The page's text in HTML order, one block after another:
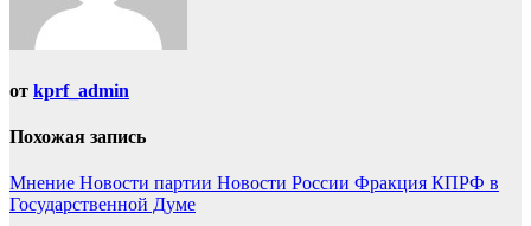
от kprf_admin
Похожая запись
Мнение Новости партии Новости России Фракция КПРФ в
Государственной Думе